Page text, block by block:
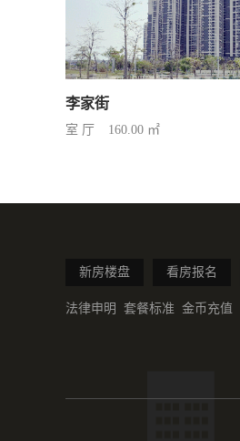
李家街
室 厅 160.00 ㎡
新房楼盘 看房报名
法律申明 套餐标准 金币充值